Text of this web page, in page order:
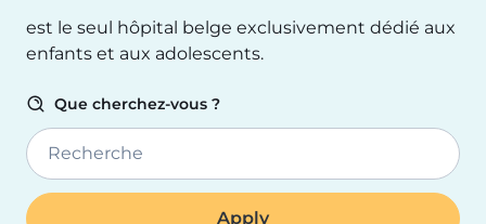
est le seul hôpital belge exclusivement dédié aux
enfants et aux adolescents.
Que cherchez-vous ?
Recherche